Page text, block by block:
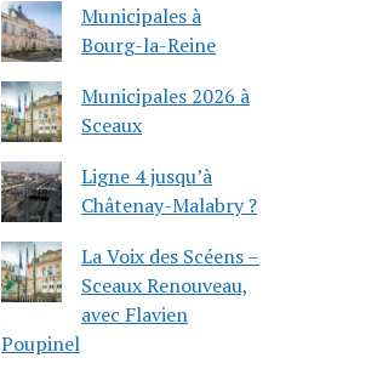
Municipales à
Bourg-la-Reine
Municipales 2026 à
Sceaux
Ligne 4 jusqu’à
Châtenay-Malabry ?
La Voix des Scéens –
Sceaux Renouveau,
avec Flavien
Poupinel